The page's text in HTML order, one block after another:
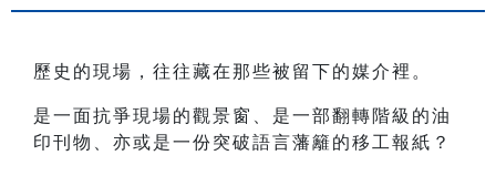
歷史的現場，往往藏在那些被留下的媒介裡。
是一面抗爭現場的觀景窗、是一部翻轉階級的油
印刊物、亦或是一份突破語言藩籬的移工報紙？